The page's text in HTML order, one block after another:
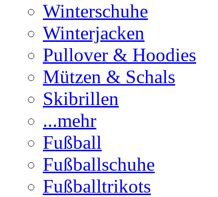
Winterschuhe
Winterjacken
Pullover & Hoodies
Mützen & Schals
Skibrillen
...mehr
Fußball
Fußballschuhe
Fußballtrikots